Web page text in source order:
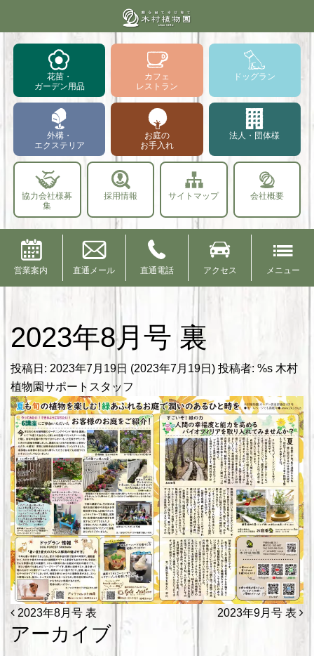
花苗・
ガーデン用品
カフェ
レストラン
ドッグラン
外構・
エクステリア
お庭の
お手入れ
法人・団体様
協力会社様募
集
採用情報 サイトマップ 会社概要
営業案内 直通メール 直通電話 アクセス メニュー
2023年8月号 裏
投稿日: 2023年7月19日 (2023年7月19日) 投稿者: %s 木村
植物園サポートスタッフ
投稿ナビゲーション
2023年8月号 表 2023年9月号 表
アーカイブ